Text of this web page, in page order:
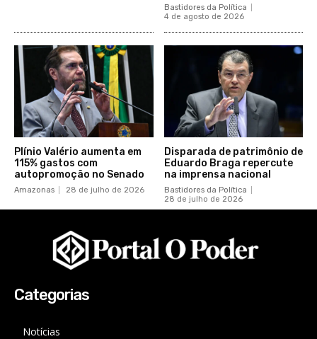
Bastidores da Política
4 de agosto de 2026
Plínio Valério aumenta em
115% gastos com
autopromoção no Senado
Amazonas 28 de julho de 2026
Disparada de patrimônio de
Eduardo Braga repercute
na imprensa nacional
Bastidores da Política
28 de julho de 2026
Categorias
Notícias